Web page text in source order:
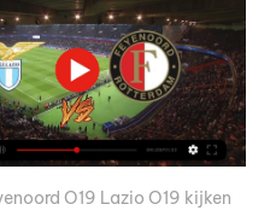
O19 Lazio O19 kijken